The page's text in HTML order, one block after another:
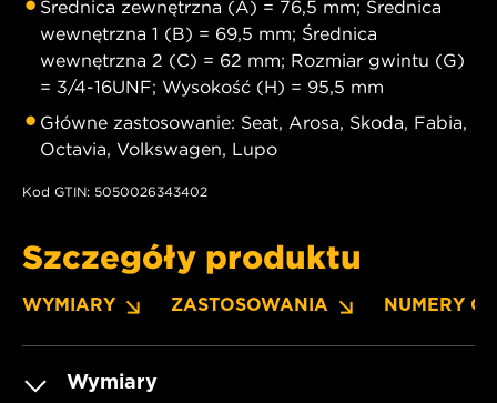
Średnica zewnętrzna (A) = 76,5 mm; Średnica
wewnętrzna 1 (B) = 69,5 mm; Średnica
wewnętrzna 2 (C) = 62 mm; Rozmiar gwintu (G)
= 3/4-16UNF; Wysokość (H) = 95,5 mm
Główne zastosowanie: Seat, Arosa, Skoda, Fabia,
Octavia, Volkswagen, Lupo
Kod GTIN: 5050026343402
Szczegóły produktu
WYMIARY ZASTOSOWANIA NUMERY OE
Wymiary